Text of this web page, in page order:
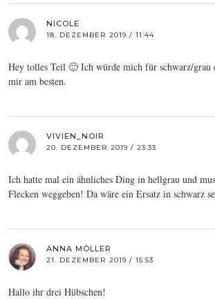
NICOLE
18. DEZEMBER 2019 / 11:44
Hey tolles Teil 🙂 Ich würde mich für schwarz/grau
mir am besten.
VIVIEN_NOIR
20. DEZEMBER 2019 / 23:33
Ich hatte mal ein ähnliches Ding in hellgrau und
Flecken weggeben! Da wäre ein Ersatz in schwarz
ANNA MÖLLER
21. DEZEMBER 2019 / 15:53
Hallo ihr drei Hübschen!